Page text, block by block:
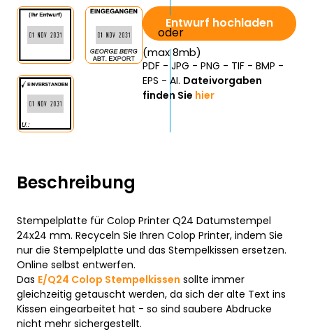
Beschreibung
Stempelplatte für Colop Printer Q24 Datumstempel
24x24 mm. Recyceln Sie Ihren Colop Printer, indem Sie
nur die Stempelplatte und das Stempelkissen ersetzen.
Online selbst entwerfen.
Das E/Q24 Colop Stempelkissen sollte immer
gleichzeitig getauscht werden, da sich der alte Text ins
Kissen eingearbeitet hat - so sind saubere Abdrucke
nicht mehr sichergestellt.
Entwurf hochladen
(max 8mb)
PDF - JPG - PNG - TIF - BMP -
EPS - AI. Dateivorgaben
finden Sie hier